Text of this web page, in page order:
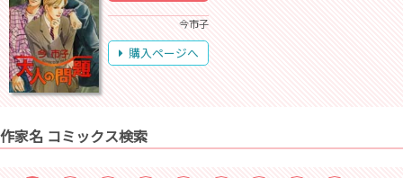
今市子
購入ページへ
作家名 コミックス検索